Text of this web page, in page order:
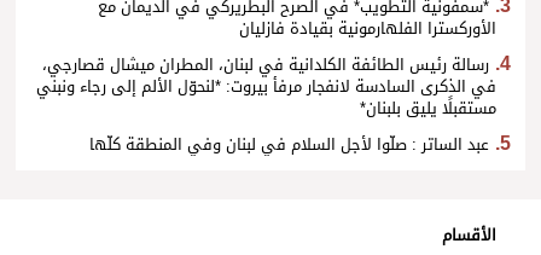
*سمفونية التطويب* في الصرح البطريركي في الديمان مع
الأوركسترا الفلهارمونية بقيادة فازليان
رسالة رئيس الطائفة الكلدانية في لبنان، المطران ميشال قصارجي،
في الذكرى السادسة لانفجار مرفأ بيروت: *لنحوّل الألم إلى رجاء ونبني
مستقبلًا يليق بلبنان*
عبد الساتر : صلّوا لأجل السلام في لبنان وفي المنطقة كلّها
الأقسام